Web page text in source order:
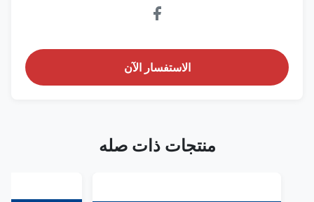
الاستفسار الآن
منتجات ذات صله